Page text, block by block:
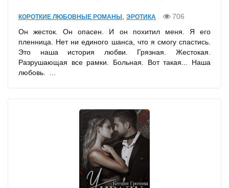
КОРОТКИЕ ЛЮБОВНЫЕ РОМАНЫ ЭРОТИКА
706
Он жесток. Он опасен. И он похитил меня. Я его
пленница. Нет ни единого шанса, что я смогу спастись.
Это наша история любви. Грязная. Жестокая.
Разрушающая все рамки. Больная. Вот такая... Наша
любовь. ...